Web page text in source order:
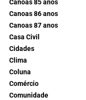
Canoas 85 anos
Canoas 86 anos
Canoas 87 anos
Casa Civil
Cidades
Clima
Coluna
Comércio
Comunidade